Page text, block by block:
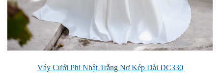
Váy Cưới Phi Nhật Trắng Nơ Kép Dài DC330